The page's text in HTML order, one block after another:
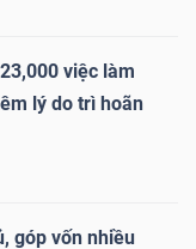
việc làm
lý do trì hoãn
góp vốn nhiều